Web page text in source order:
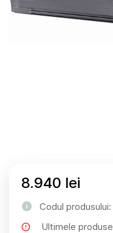
8.940 lei
Codul produsului:
Ultimele produse